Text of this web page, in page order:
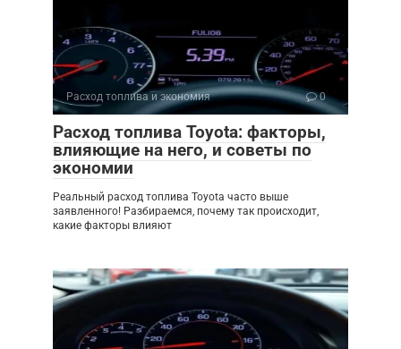
Расход топлива и экономия 0
Расход топлива Toyota: факторы,
влияющие на него, и советы по
экономии
Реальный расход топлива Toyota часто выше
заявленного! Разбираемся, почему так происходит,
какие факторы влияют